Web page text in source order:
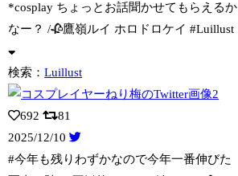
*cosplay ちょっとお話聞かせてもらえるか
なー？ /🥀鷹嶺ルイ ホロド ロケイ #Luillust
検索：Luillust
692
81
2025/12/10
#今年も残りわずかなので今年一番伸びた